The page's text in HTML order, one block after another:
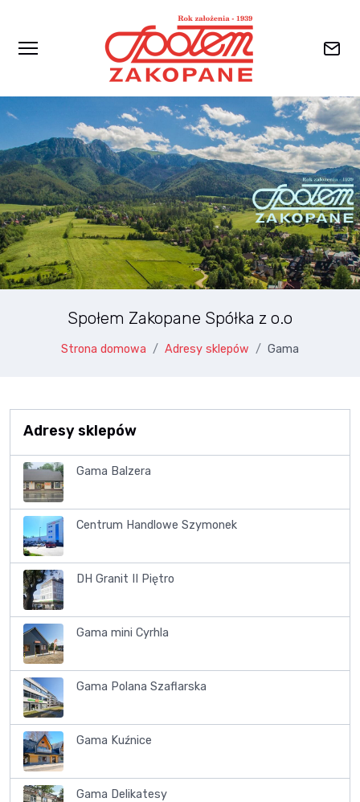
Społem Zakopane Spółka z o.o
Strona domowa Adresy sklepów Gama
Adresy sklepów
Gama Balzera
Centrum Handlowe Szymonek
DH Granit II Piętro
Gama mini Cyrhla
Gama Polana Szaflarska
Gama Kuźnice
Gama Delikatesy